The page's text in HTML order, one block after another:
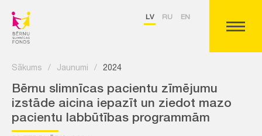
LV RU EN
Sākums / Jaunumi / 2024
Bērnu slimnīcas pacientu zīmējumu
izstāde aicina iepazīt un ziedot mazo
pacientu labbūtības programmām